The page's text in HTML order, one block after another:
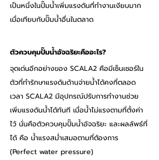
เป็นหนึ่งในปั๊มน้ำเพิ่มแรงดันที่ทำงานเงียบมาก
เมื่อเทียบกับปั๊มน้ำอื่นในตลาด
ตัวควบคุมปั๊มน้ำอัจฉริยะคืออะไร?
จุดเด่นอีกอย่างของ SCALA2 คือมีเซ็นเซอร์ใน
ตัวที่ทำรักษาแรงดันด้านจ่ายน้ำได้คงที่ตลอด
เวลา SCALA2 มีอุปกรณ์ปรับการทำงานช่วย
เพิ่มแรงดันน้ำได้ทันที เมื่อน้ำไม่แรงตามที่ตั้งค่า
ไว้ นั่นคือตัวควบคุมปั๊มน้ำอัจฉริยะ และผลลัพธ์ที่
ได้ คือ น้ำแรงสม่ำเสมอตามที่ต้องการ
(Perfect water pressure)